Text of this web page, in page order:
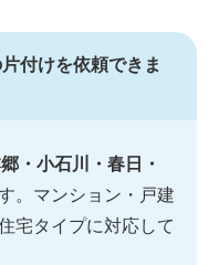
付けを依頼できま
・小石川・春日・
。マンション・戸建
宅タイプに対応して